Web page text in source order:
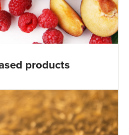
products